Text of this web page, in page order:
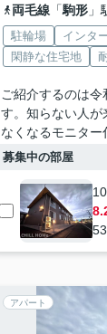
両毛線「駒形」
駐輪場 インタ
閑静な住宅地
ご紹介するのは
す。知らない人が
なくなるモニター
募集中の部屋
アパート